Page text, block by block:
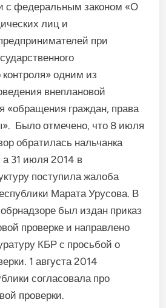
с федеральным зако­ном «О
лиц и
при
од­ним из
внеплановой
«обращения граждан, права
Было от­мечено, что 8 июля
обратилась нальчанка
31 июля 2014 в
поступила жалоба
Марата Урусова. В
был издан приказ
проверке и направлено
КБР с просьбой о
1 августа 2014
согласовала про
проверки.